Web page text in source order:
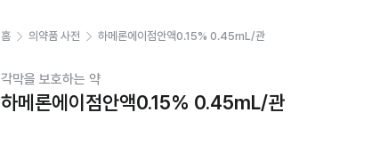
홈 의약품 사전 하메론에이점안액0.15% 0.45mL/관
각막을 보호하는 약
하메론에이점안액0.15% 0.45mL/관